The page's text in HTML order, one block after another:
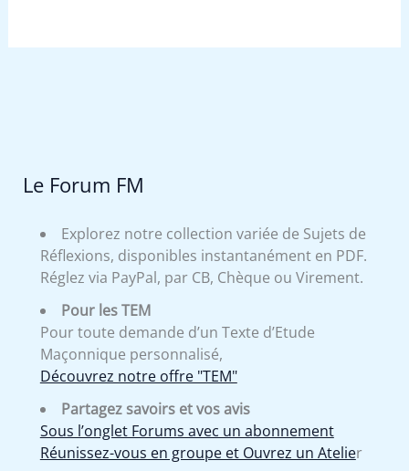
Le Forum FM
Explorez notre collection variée de Sujets de
Réflexions, disponibles instantanément en PDF.
Réglez via PayPal, par CB, Chèque ou Virement.
Pour les TEM
Pour toute demande d’un Texte d’Etude
Maçonnique personnalisé,
Découvrez notre offre "TEM"
Partagez savoirs et vos avis
Sous l’onglet Forums avec un abonnement
Réunissez-vous en groupe et Ouvrez un Atelier